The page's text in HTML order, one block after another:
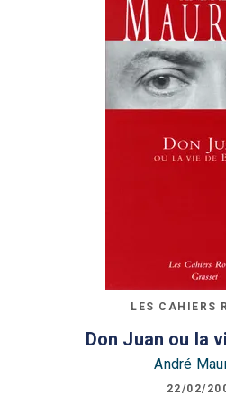
LES CAHIERS
Don Juan ou la
André
22/02/